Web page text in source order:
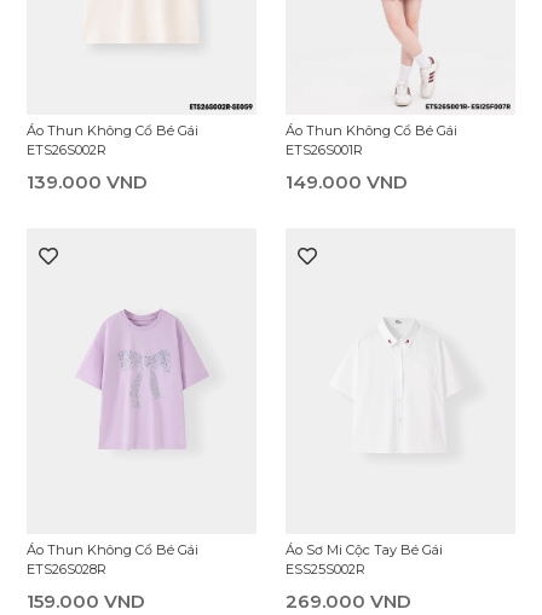
Áo Thun Không Cổ Bé Gái
ETS26S002R
139.000 VND
Áo Thun Không Cổ Bé Gái
ETS26S001R
149.000 VND
Áo Thun Không Cổ Bé Gái
ETS26S028R
159.000 VND
Áo Sơ Mi Cộc Tay Bé Gái
ESS25S002R
269.000 VND